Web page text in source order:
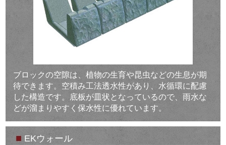
ブロックの空隙は、植物の生育や昆虫などの生息が期
待できます。空積み工法透水性があり、水循環に配慮
した構造です。底板が皿状となっているので、雨水な
どが溜まりやすく保水性に優れています。
■ EKウォール